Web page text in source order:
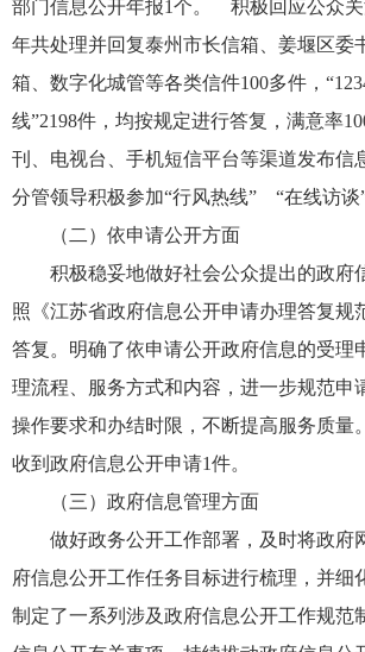
部门信息公开年报1个。 积极回应公众
年共处理并回复泰州市长信箱、姜堰区委
箱、数字化城管等各类信件100多件，
线”2198件，均按规定进行答复，满意率
刊、电视台、手机短信平台等渠道发布信
分管领导积极参加“行风热线” “在线访谈”
（二）依申请公开方面
积极稳妥地做好社会公众提出的政府
照《江苏省政府信息公开申请办理答复规
答复。明确了依申请公开政府信息的受理
理流程、服务方式和内容，进一步规范申
操作要求和办结时限，不断提高服务质量
收到政府信息公开申请1件。
（三）政府信息管理方面
做好政务公开工作部署，及时将政府
府信息公开工作任务目标进行梳理，并细
制定了一系列涉及政府信息公开工作规范